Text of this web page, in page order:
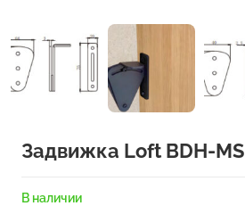
Задвижка Loft BDH-MS
В наличии